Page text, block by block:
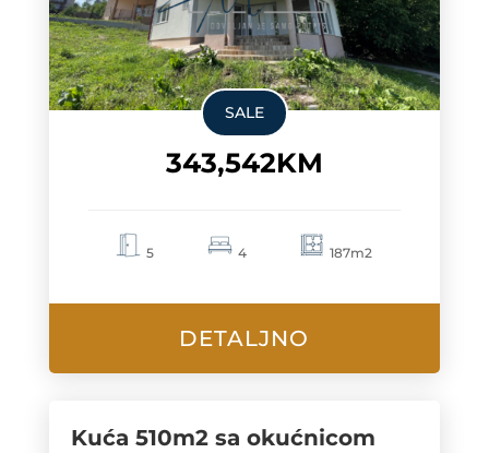
SALE
343,542KM
5 4 187m2
DETALJNO
Kuća 510m2 sa okućnicom